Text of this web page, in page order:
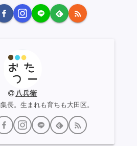
八兵衛
長。生まれも育ちも大田区。